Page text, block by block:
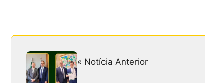
« Notícia Anterior